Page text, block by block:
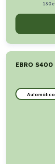
EBRO S400
Automático